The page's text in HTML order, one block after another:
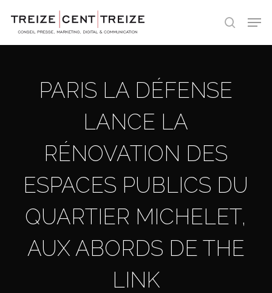
search
PARIS LA DÉFENSE
LANCE LA
RÉNOVATION DES
ESPACES PUBLICS DU
QUARTIER MICHELET,
AUX ABORDS DE THE
LINK